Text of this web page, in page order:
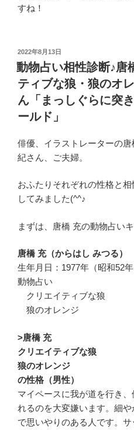
すね！
投
稿
日:
2022年8月13日
動物占い相性診断♪唐
ティブな狼・狼のオ
ん「まっしぐらに突
ールド」
俳優、イラストレーターの
紀さん、ご夫婦。
おふたりそれぞれの性格と
してみました(^^♪
まずは、唐橋 充の動物占い
唐橋 充（からはし みつる）
生年月日：1977年（昭和52
動物占い
クリエイティブな狼
狼のオレンジ
>唐橋 充
クリエイティブな狼
狼のオレンジ
の性格（男性）
マイペースに我が道を行き
れるのを大変嫌います。細
で思いやりのある人です。